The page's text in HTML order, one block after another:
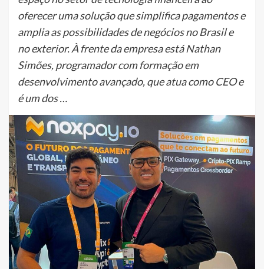
oferecer uma solução que simplifica pagamentos e
amplia as possibilidades de negócios no Brasil e
no exterior. À frente da empresa está Nathan
Simões, programador com formação em
desenvolvimento avançado, que atua como CEO e
é um dos …